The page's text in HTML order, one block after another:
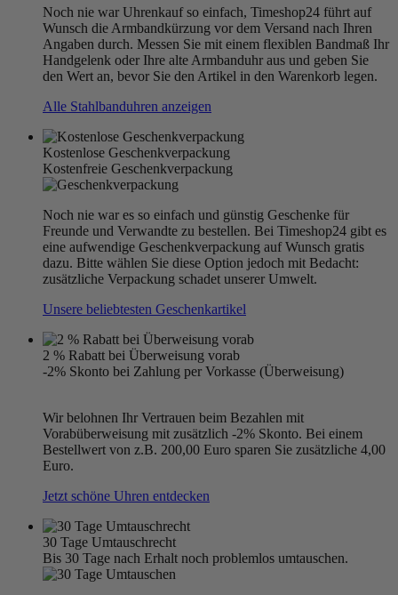
Noch nie war Uhrenkauf so einfach, Timeshop24 führt auf
Wunsch die Armbandkürzung vor dem Versand nach Ihren
Angaben durch. Messen Sie mit einem flexiblen Bandmaß Ihr
Handgelenk oder Ihre alte Armbanduhr aus und geben Sie
den Wert an, bevor Sie den Artikel in den Warenkorb legen.
Alle Stahlbanduhren anzeigen
Kostenlose Geschenkverpackung
Kostenfreie Geschenkverpackung
Noch nie war es so einfach und günstig Geschenke für
Freunde und Verwandte zu bestellen. Bei Timeshop24 gibt es
eine aufwendige Geschenkverpackung auf Wunsch gratis
dazu. Bitte wählen Sie diese Option jedoch mit Bedacht:
zusätzliche Verpackung schadet unserer Umwelt.
Unsere beliebtesten Geschenkartikel
2 % Rabatt bei Überweisung vorab
-2% Skonto bei Zahlung per Vorkasse (Überweisung)
Wir belohnen Ihr Vertrauen beim Bezahlen mit
Vorabüberweisung mit zusätzlich -2% Skonto. Bei einem
Bestellwert von z.B. 200,00 Euro sparen Sie zusätzliche 4,00
Euro.
Jetzt schöne Uhren entdecken
30 Tage Umtauschrecht
Bis 30 Tage nach Erhalt noch problemlos umtauschen.